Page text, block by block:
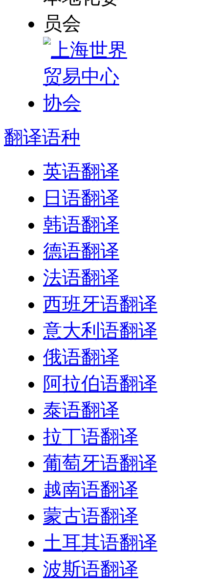
翻译语种
英语翻译
日语翻译
韩语翻译
德语翻译
法语翻译
西班牙语翻译
意大利语翻译
俄语翻译
阿拉伯语翻译
泰语翻译
拉丁语翻译
葡萄牙语翻译
越南语翻译
蒙古语翻译
土耳其语翻译
波斯语翻译